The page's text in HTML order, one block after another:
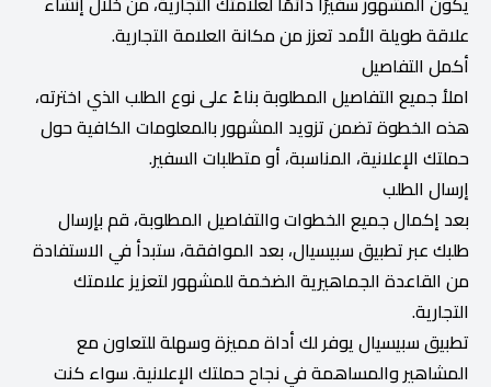
علاقة طويلة الأمد تعزز من مكانة العلامة التجارية.
أكمل التفاصيل
املأ جميع التفاصيل المطلوبة بناءً على نوع الطلب الذي اخترته،
هذه الخطوة تضمن تزويد المشهور بالمعلومات الكافية حول
حملتك الإعلانية، المناسبة، أو متطلبات السفير.
إرسال الطلب
بعد إكمال جميع الخطوات والتفاصيل المطلوبة، قم بإرسال
طلبك عبر تطبيق سبيسيال، بعد الموافقة، ستبدأ في الاستفادة
من القاعدة الجماهيرية الضخمة للمشهور لتعزيز علامتك
التجارية.
تطبيق سبيسيال يوفر لك أداة مميزة وسهلة للتعاون مع
المشاهير والمساهمة في نجاح حملتك الإعلانية. سواء كنت